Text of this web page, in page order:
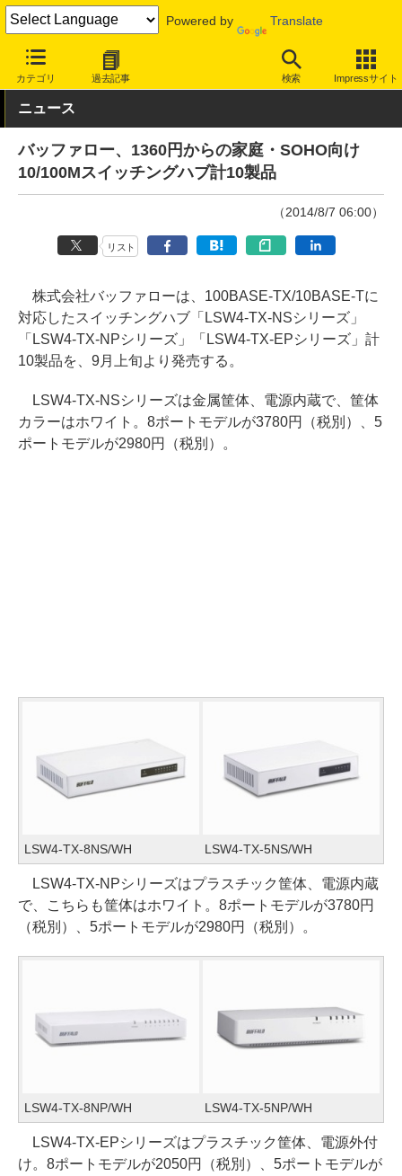
Powered by Translate
カテゴリ 過去記事 検索 Impressサイト
INTERNET Watch ハードウェア スイッチ
ニュース
バッファロー、1360円からの家庭・SOHO向け
10/100Mスイッチングハブ計10製品
（2014/8/7 06:00）
リスト
株式会社バッファローは、100BASE-TX/10BASE-Tに
対応したスイッチングハブ「LSW4-TX-NSシリーズ」
「LSW4-TX-NPシリーズ」「LSW4-TX-EPシリーズ」計
10製品を、9月上旬より発売する。
LSW4-TX-NSシリーズは金属筐体、電源内蔵で、筐体
カラーはホワイト。8ポートモデルが3780円（税別）、5
ポートモデルが2980円（税別）。
LSW4-TX-8NS/WH LSW4-TX-5NS/WH
LSW4-TX-NPシリーズはプラスチック筐体、電源内蔵
で、こちらも筐体はホワイト。8ポートモデルが3780円
（税別）、5ポートモデルが2980円（税別）。
LSW4-TX-8NP/WH LSW4-TX-5NP/WH
LSW4-TX-EPシリーズはプラスチック筐体、電源外付
け。8ポートモデルが2050円（税別）、5ポートモデルが